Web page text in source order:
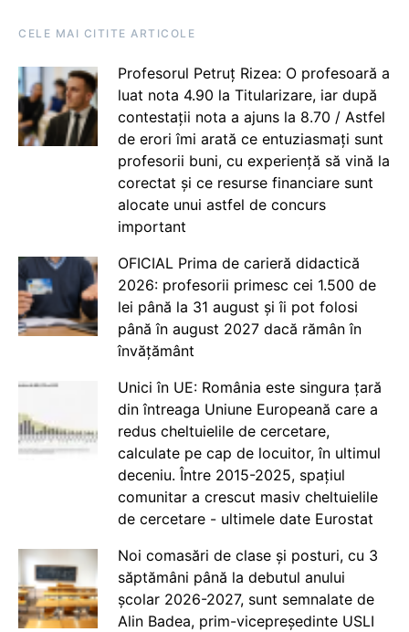
CELE MAI CITITE ARTICOLE
Profesorul Petruț Rizea: O profesoară a
luat nota 4.90 la Titularizare, iar după
contestații nota a ajuns la 8.70 / Astfel
de erori îmi arată ce entuziasmați sunt
profesorii buni, cu experiență să vină la
corectat și ce resurse financiare sunt
alocate unui astfel de concurs
important
OFICIAL Prima de carieră didactică
2026: profesorii primesc cei 1.500 de
lei până la 31 august și îi pot folosi
până în august 2027 dacă rămân în
învățământ
Unici în UE: România este singura țară
din întreaga Uniune Europeană care a
redus cheltuielile de cercetare,
calculate pe cap de locuitor, în ultimul
deceniu. Între 2015-2025, spațiul
comunitar a crescut masiv cheltuielile
de cercetare - ultimele date Eurostat
Noi comasări de clase și posturi, cu 3
săptămâni până la debutul anului
școlar 2026-2027, sunt semnalate de
Alin Badea, prim-vicepreședinte USLI